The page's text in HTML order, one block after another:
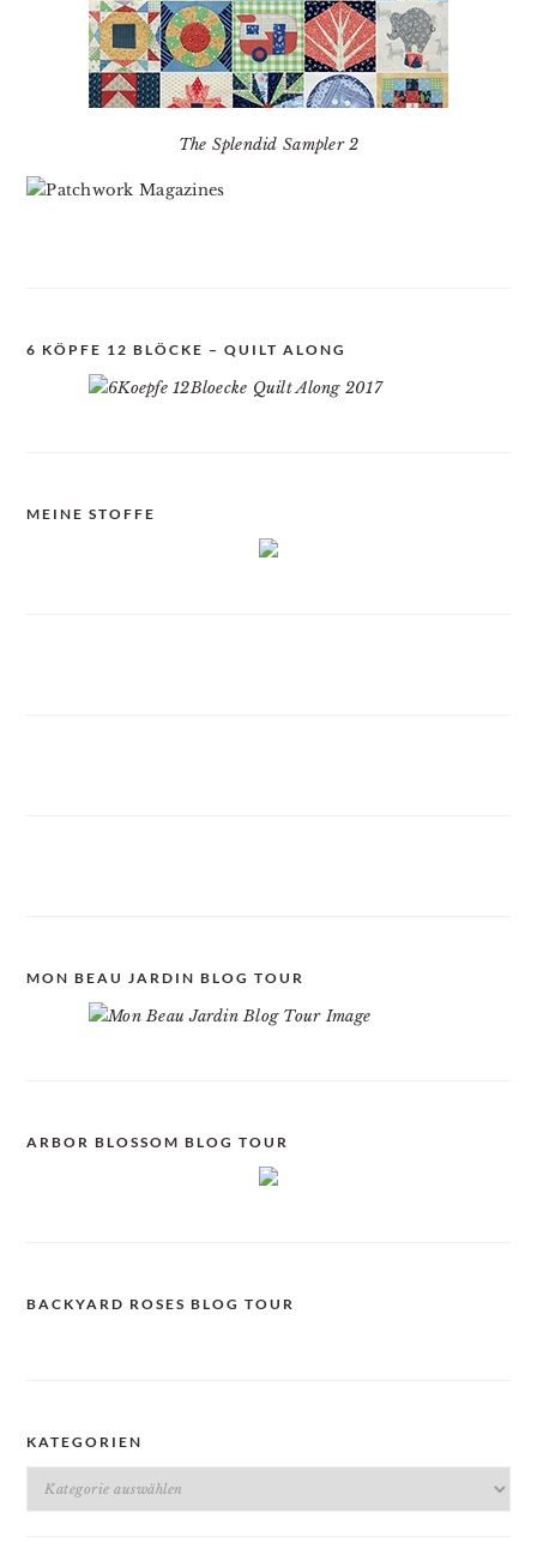
The Splendid Sampler 2
6 KÖPFE 12 BLÖCKE – QUILT ALONG
MEINE STOFFE
MON BEAU JARDIN BLOG TOUR
ARBOR BLOSSOM BLOG TOUR
BACKYARD ROSES BLOG TOUR
KATEGORIEN
Kategorien